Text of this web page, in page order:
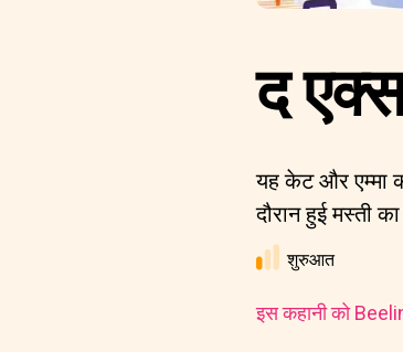
द
यह केट और एम्मा
दौरान हुई मस्ती
शुरुआत
इस कहानी को